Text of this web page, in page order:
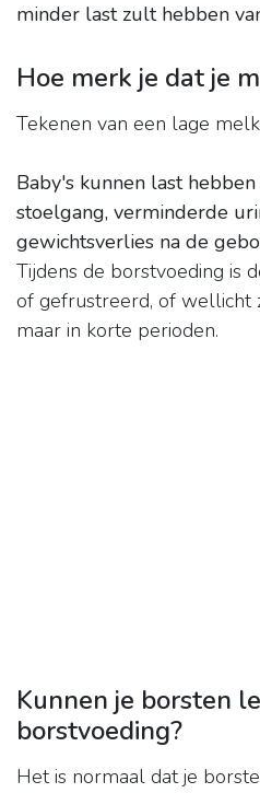
minder last zult hebben
Hoe merk je dat je
Tekenen van een lage
Baby's kunnen last
stoelgang, verminderde
gewichtsverlies na de
Tijdens de borstvoeding is
of gefrustreerd, of wellicht
maar in korte perioden.
Kunnen je borsten
borstvoeding?
Het is normaal dat je